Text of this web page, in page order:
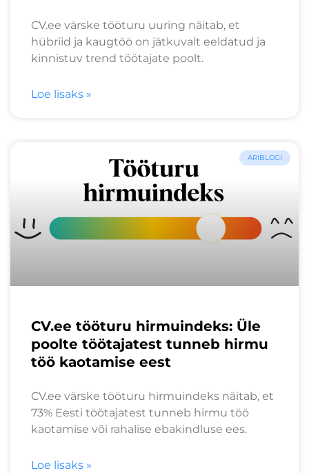
CV.ee värske tööturu uuring näitab, et
hübriid ja kaugtöö on jätkuvalt eeldatud ja
kinnistuv trend töötajate poolt.
Loe lisaks »
ÄRIBLOGI
CV.ee tööturu hirmuindeks: Üle
poolte töötajatest tunneb hirmu
töö kaotamise eest
CV.ee värske tööturu hirmuindeks näitab, et
73% Eesti töötajatest tunneb hirmu töö
kaotamise või rahalise ebakindluse ees.
Loe lisaks »